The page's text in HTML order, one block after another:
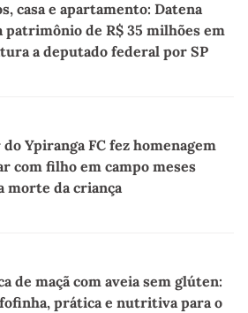
casa e apartamento: Datena
de R$ 35 milhões em
a deputado federal por SP
do Ypiranga FC fez homenagem
com filho em campo meses
morte da criança
de maçã com aveia sem glúten:
prática e nutritiva para o